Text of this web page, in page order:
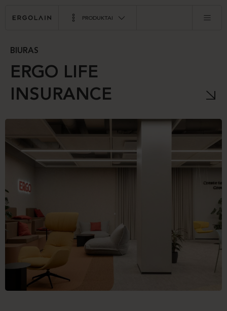
PRODUKTAI
BIURAS
ERGO LIFE
INSURANCE